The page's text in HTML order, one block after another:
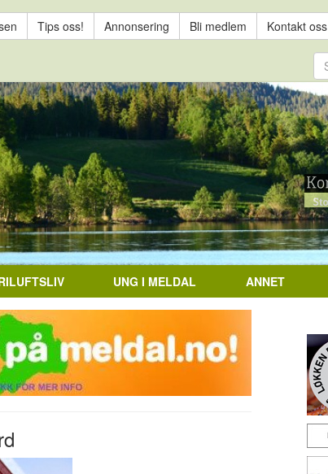
Tips oss! Annonsering Bli medlem Kontakt oss
UNG I MELDAL ANNET